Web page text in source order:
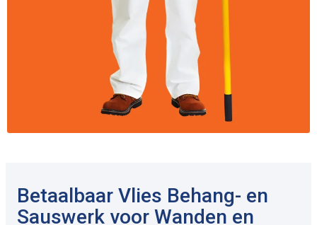
Betaalbaar Vlies Behang- en
Sauswerk voor Wanden en